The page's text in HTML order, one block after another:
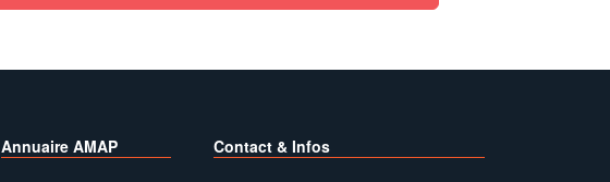
Annuaire AMAP Contact & Infos